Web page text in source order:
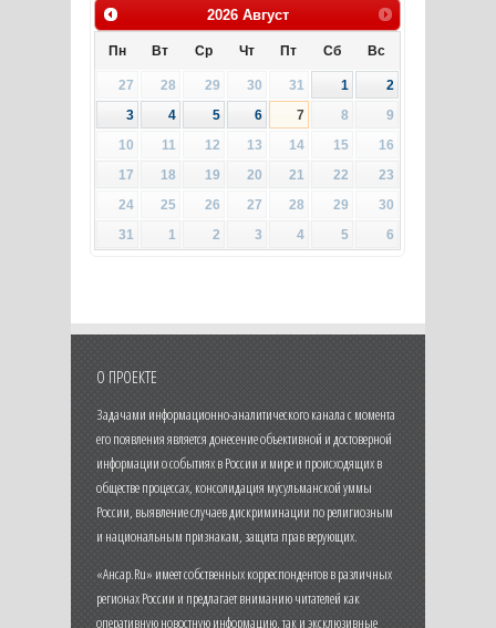
2026 Август
Пн Вт Ср Чт Пт Сб Вс
27 28 29 30 31 1
2
3
4 5 6 7 8
9
10
11 12 13 14 15
16
17
18 19 20 21 22
23
24
25 26 27 28 29
30
31
1 2 3 4 5 6
О ПРОЕКТЕ
Задачами информационно-аналитического канала с момента
его появления является донесение объективной и достоверной
информации о событиях в России и мире и происходящих в
обществе процессах, консолидация мусульманской уммы
России, выявление случаев дискриминации по религиозным
и национальным признакам, защита прав верующих.
«Ансар.Ru» имеет собственных корреспондентов в различных
регионах России и предлагает вниманию читателей как
оперативную новостную информацию, так и эксклюзивные